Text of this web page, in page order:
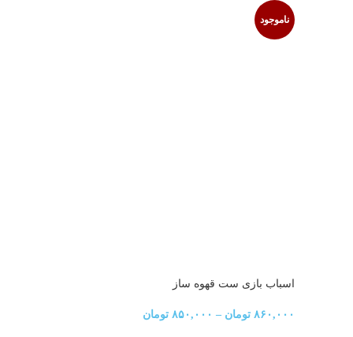
ناموجود
اسباب بازی ست قهوه ساز
۸۶۰,۰۰۰ تومان – ۸۵۰,۰۰۰ تومان